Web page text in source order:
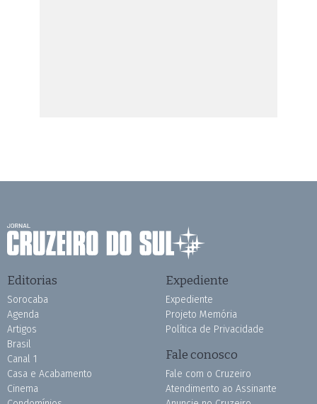
Editorias
Sorocaba
Agenda
Artigos
Brasil
Canal 1
Casa e Acabamento
Cinema
Expediente
Expediente
Projeto Memória
Política de Privacidade
Fale conosco
Fale com o Cruzeiro
Atendimento ao Assinante